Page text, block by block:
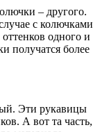
– другого.
с колючками
одного и
получатся более
Эти рукавицы
А вот та часть,